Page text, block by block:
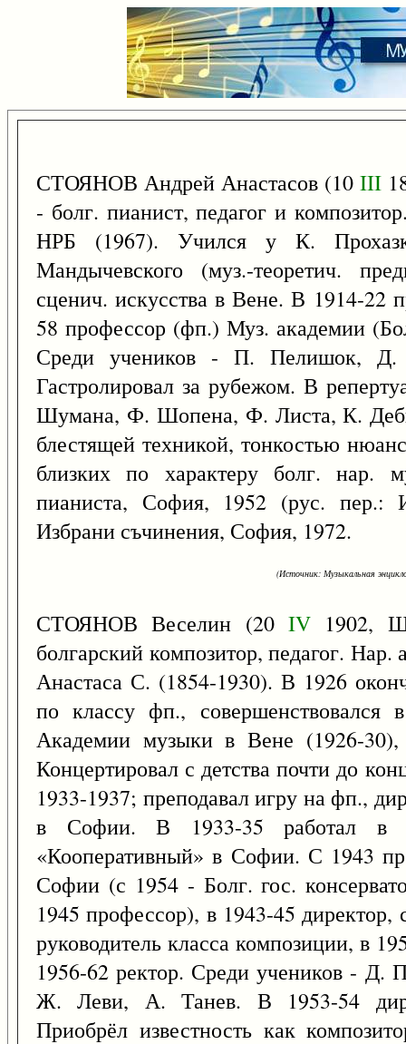
СТОЯНОВ Андрей Анастасов (10III
- болг. пианист, педагог и
НРБ (1967). Учился у К.
Мандычевского (муз.-теоретич.
сценич. искусства в Вене. В 1914-22
58 профессор (фп.) Муз. академии
Среди учеников - П. Пелишок,
Гастролировал за рубежом. В
Шумана, Ф. Шопена, Ф. Листа, К.
блестящей техникой, тонкостью
близких по характеру болг. нар.
пианиста, София, 1952 (рус. пер.:
Избрани съчинения, София, 1972.
(Источник: Музыкальная
СТОЯНОВ Веселин (20IV 1902,
болгарский композитор, педагог.
Анастаса С. (1854-1930). В 1926
по классу фп.,
Академии музыки в Вене (1926-
Концертировал с детства почти до
1933-1937; преподавал игру на фп.,
в Софии. В 1933-35 работал в
«Кооперативный» в Софии. С 1943
Софии (с 1954 - Болг. гос.
1945 профессор), в 1943-45
руководитель класса композиции, в
1956-62 ректор. Среди учеников - Д.
Ж. Леви, А. Танев. В 1953-54
Приобрёл известность как